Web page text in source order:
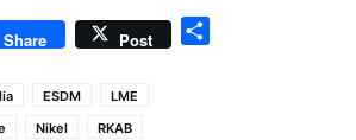
Share Post
ESDM
LME
Nikel RKAB